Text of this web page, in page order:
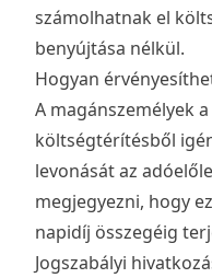
számolhatnak el
benyújtása nélkül.
Hogyan
A magánszemélyek
költségtérítésből
levonását az
megjegyezni, hogy
napidíj összegéig
Jogszabályi